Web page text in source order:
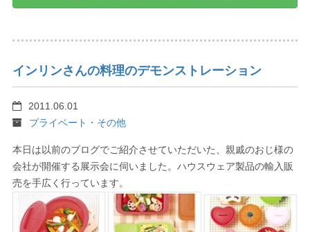
インリンさんの料理のデモンストレーション
2011.06.01
プライベート・その他
本日は以前のブログでご紹介させていただいた、親戚のおじ様の
会社が開催する展示会に伺いました。ハウスウェア製品の輸入販
売を手広く行っています。